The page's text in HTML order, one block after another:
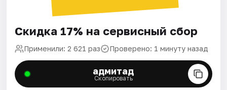
Скидка 17% на сервисный сбор
Применили: 2 621 раз Проверено: 1 минуту назад
адмитад
Скопировать